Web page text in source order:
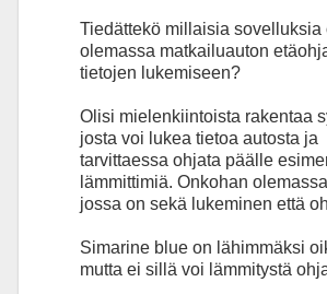
Tiedättekö millaisia sovelluksia
olemassa matkailuauton
tietojen lukemiseen?
Olisi mielenkiintoista rakentaa
josta voi lukea tietoa autosta ja
tarvittaessa ohjata päälle
lämmittimiä. Onkohan
jossa on sekä lukeminen että
Simarine blue on lähimmäksi
mutta ei sillä voi lämmitystä